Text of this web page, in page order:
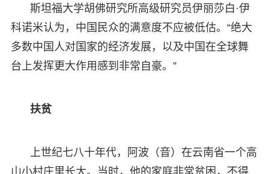
斯坦福大学胡佛研究所高级研究员伊丽莎白·伊
科诺米认为，中国民众的满意度不应被低估。“绝大
多数中国人对国家的经济发展，以及中国在全球舞
台上发挥更大作用感到非常自豪。”
扶贫
上世纪七八十年代，阿波（音）在云南省一个高
山小村庄里长大。当时，他的家庭非常贫困，不得